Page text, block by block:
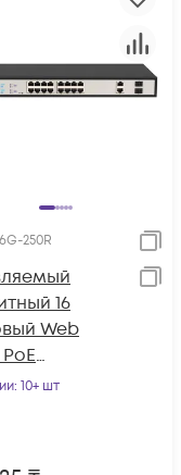
250R
16
Web
: 10+ шт